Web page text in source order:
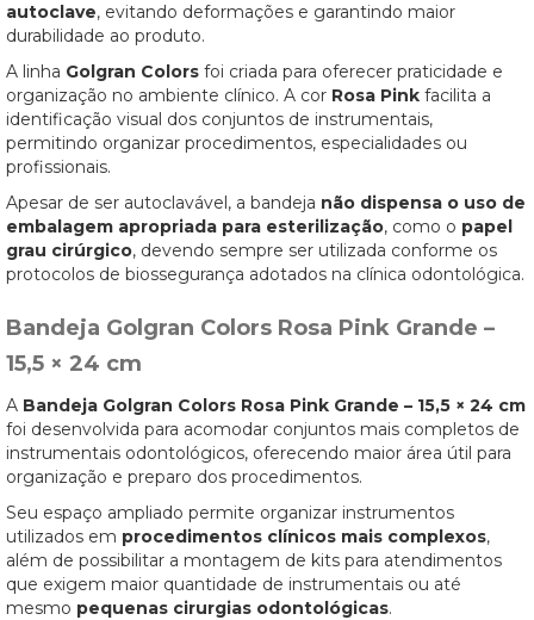
autoclave, evitando deformações e garantindo maior
durabilidade ao produto.
A linha Golgran Colors foi criada para oferecer praticidade e
organização no ambiente clínico. A cor Rosa Pink facilita a
identificação visual dos conjuntos de instrumentais,
permitindo organizar procedimentos, especialidades ou
profissionais.
Apesar de ser autoclavável, a bandeja não dispensa o uso de
embalagem apropriada para esterilização, como o papel
grau cirúrgico, devendo sempre ser utilizada conforme os
protocolos de biossegurança adotados na clínica odontológica.
Bandeja Golgran Colors Rosa Pink Grande –
15,5 × 24 cm
A Bandeja Golgran Colors Rosa Pink Grande – 15,5 × 24 cm
foi desenvolvida para acomodar conjuntos mais completos de
instrumentais odontológicos, oferecendo maior área útil para
organização e preparo dos procedimentos.
Seu espaço ampliado permite organizar instrumentos
utilizados em procedimentos clínicos mais complexos,
além de possibilitar a montagem de kits para atendimentos
que exigem maior quantidade de instrumentais ou até
mesmo pequenas cirurgias odontológicas.